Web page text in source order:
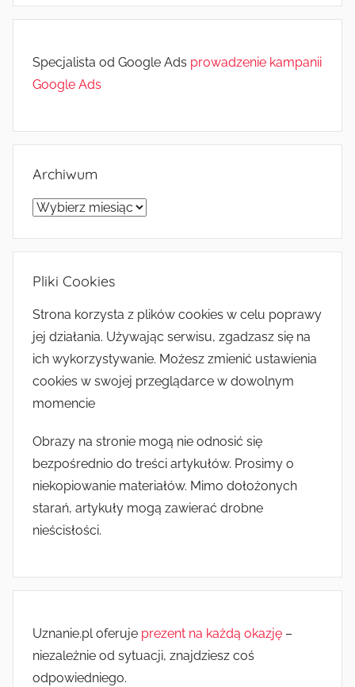
Specjalista od Google Ads prowadzenie kampanii
Google Ads
Archiwum
Archiwum
Pliki Cookies
Strona korzysta z plików cookies w celu poprawy
jej działania. Używając serwisu, zgadzasz się na
ich wykorzystywanie. Możesz zmienić ustawienia
cookies w swojej przeglądarce w dowolnym
momencie
Obrazy na stronie mogą nie odnosić się
bezpośrednio do treści artykułów. Prosimy o
niekopiowanie materiałów. Mimo dołożonych
starań, artykuły mogą zawierać drobne
nieścisłości.
Uznanie.pl oferuje prezent na każdą okazję –
niezależnie od sytuacji, znajdziesz coś
odpowiedniego.